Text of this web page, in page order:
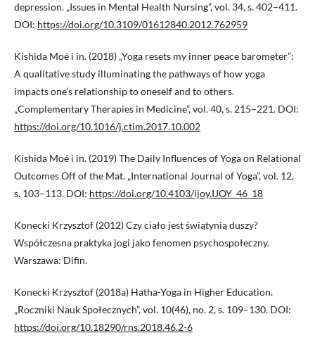
depression. „Issues in Mental Health Nursing”, vol. 34, s. 402–411.
DOI: https://doi.org/10.3109/01612840.2012.762959
Kishida Moé i in. (2018) „Yoga resets my inner peace barometer”:
A qualitative study illuminating the pathways of how yoga
impacts one’s relationship to oneself and to others.
„Complementary Therapies in Medicine”, vol. 40, s. 215–221. DOI:
https://doi.org/10.1016/j.ctim.2017.10.002
Kishida Moé i in. (2019) The Daily Influences of Yoga on Relational
Outcomes Off of the Mat. „International Journal of Yoga”, vol. 12,
s. 103–113. DOI: https://doi.org/10.4103/ijoy.IJOY_46_18
Konecki Krzysztof (2012) Czy ciało jest świątynią duszy?
Współczesna praktyka jogi jako fenomen psychospołeczny.
Warszawa: Difin.
Konecki Krzysztof (2018a) Hatha-Yoga in Higher Education.
„Roczniki Nauk Społecznych”, vol. 10(46), no. 2, s. 109–130. DOI:
https://doi.org/10.18290/rns.2018.46.2-6